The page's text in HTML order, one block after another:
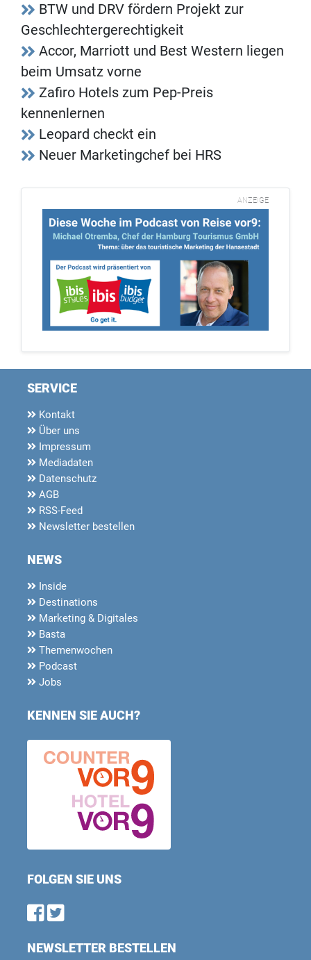
BTW und DRV fördern Projekt zur
Geschlechtergerechtigkeit
Accor, Marriott und Best Western liegen
beim Umsatz vorne
Zafiro Hotels zum Pep-Preis
kennenlernen
Leopard checkt ein
Neuer Marketingchef bei HRS
ANZEIGE
SERVICE
Kontakt
Über uns
Impressum
Mediadaten
Datenschutz
AGB
RSS-Feed
Newsletter bestellen
NEWS
Inside
Destinations
Marketing & Digitales
Basta
Themenwochen
Podcast
Jobs
KENNEN SIE AUCH?
FOLGEN SIE UNS
Find us on Facebook
Follow us on Twitter
NEWSLETTER BESTELLEN